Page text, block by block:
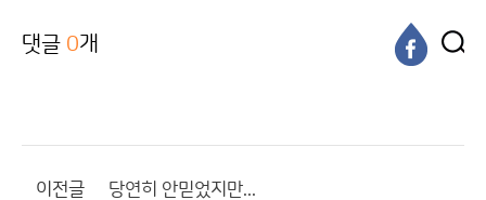
댓글 0개
이전글 당연히 안믿었지만...